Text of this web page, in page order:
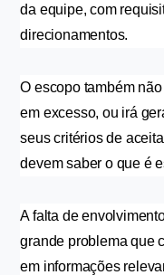
da equipe, com
direcionamentos.
O escopo também
em excesso, ou irá
seus critérios de
devem saber o que é
A falta de
grande problema que
em informações